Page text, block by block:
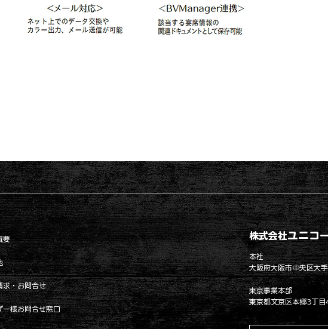
要
求・お問合せ
ー様お問合せ窓口
株式会社ユニコ
本社
大阪府大阪市中央区
東京事業本部
東京都文京区本郷3